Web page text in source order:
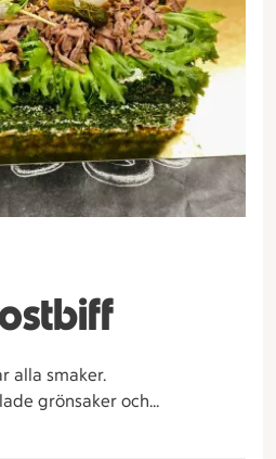
alla smaker.
grönsaker och
med strimlad rostbiff,